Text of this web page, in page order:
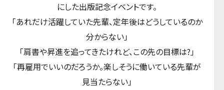
にした出版記念イベントです。
「あれだけ活躍していた先輩、定年後はどうしているのか
分からない」
「肩書や昇進を追ってきたけれど、この先の目標は?」
「再雇用でいいのだろうか。楽しそうに働いている先輩が
見当たらない」